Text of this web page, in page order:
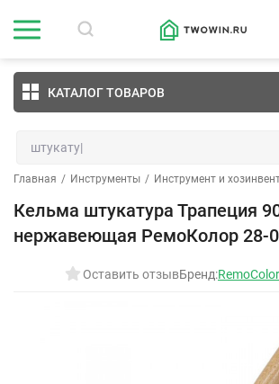
КАТАЛОГ ТОВАРОВ
Главная / Инструменты / Инструмент и
Кельма штукатура Трапеция
нержавеющая РемоКолор 28-
Оставить отзывБренд:RemoColor